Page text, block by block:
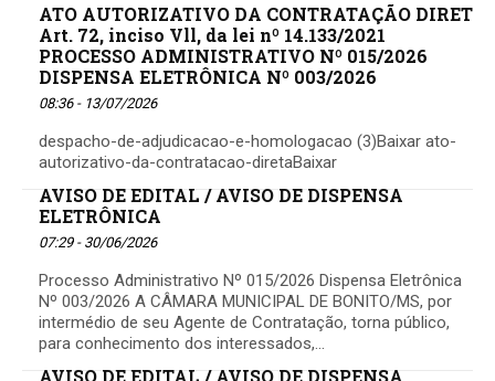
ATO AUTORIZATIVO DA CONTRATAÇÃO DIRET
Art. 72, inciso Vll, da lei nº 14.133/2021
PROCESSO ADMINISTRATIVO Nº 015/2026
DISPENSA ELETRÔNICA Nº 003/2026
08:36 - 13/07/2026
despacho-de-adjudicacao-e-homologacao (3)Baixar ato-
autorizativo-da-contratacao-diretaBaixar
AVISO DE EDITAL / AVISO DE DISPENSA
ELETRÔNICA
07:29 - 30/06/2026
Processo Administrativo Nº 015/2026 Dispensa Eletrônica
Nº 003/2026 A CÂMARA MUNICIPAL DE BONITO/MS, por
intermédio de seu Agente de Contratação, torna público,
para conhecimento dos interessados,...
AVISO DE EDITAL / AVISO DE DISPENSA